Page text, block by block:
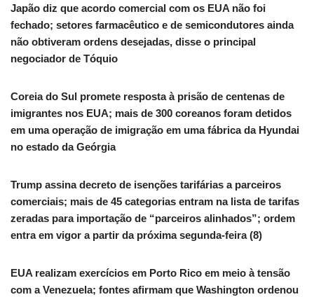
Japão diz que acordo comercial com os EUA não foi
fechado; setores farmacêutico e de semicondutores ainda
não obtiveram ordens desejadas, disse o principal
negociador de Tóquio
Coreia do Sul promete resposta à prisão de centenas de
imigrantes nos EUA; mais de 300 coreanos foram detidos
em uma operação de imigração em uma fábrica da Hyundai
no estado da Geórgia
Trump assina decreto de isenções tarifárias a parceiros
comerciais; mais de 45 categorias entram na lista de tarifas
zeradas para importação de “parceiros alinhados”; ordem
entra em vigor a partir da próxima segunda-feira (8)
EUA realizam exercícios em Porto Rico em meio à tensão
com a Venezuela; fontes afirmam que Washington ordenou